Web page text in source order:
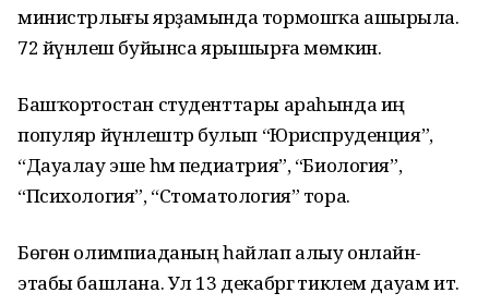
министрлығы ярҙамында тормошҡа ашырыла.
72 йүнәлеш буйынса ярышырға мөмкин.
Башҡортостан студенттары араһында иң
популяр йүнәлештәр булып “Юриспруденция”,
“Дауалау эше һәм педиатрия”, “Биология”,
“Психология”, “Стоматология” тора.
Бөгөн олимпиаданың һайлап алыу онлайн-
этабы башлана. Ул 13 декабргә тиклем дауам итә.